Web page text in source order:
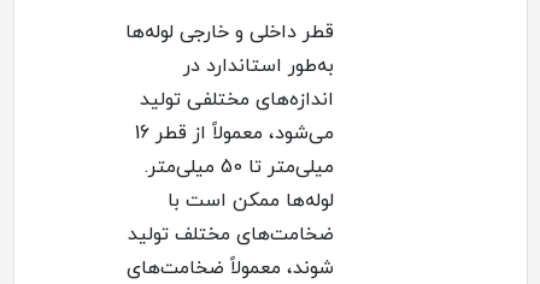
قطر داخلی و خارجی لوله‌ها
به‌طور استاندارد در
اندازه‌های مختلفی تولید
می‌شود، معمولاً از قطر 16
میلی‌متر تا 50 میلی‌متر
.
لوله‌ها ممکن است با
ضخامت‌های مختلف تولید
شوند، معمولاً ضخامت‌های